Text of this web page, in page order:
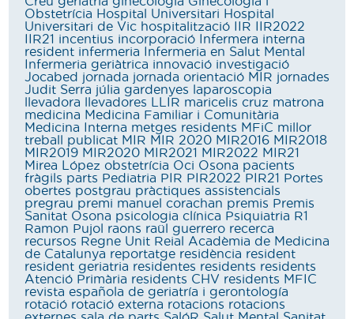
Obstetrícia Hospital Universitari Hospital
Universitari de Vic hospitalització IIR
IIR2022
IIR21 incentius incorporació
Infermera interna
resident infermeria
Infermeria en Salut Mental
Infermeria geriàtrica innovació investigació
Jocabed jornada jornada orientació MIR jornades
Judit Serra júlia gardenyes
laparoscopia
llevadora
llevadores LLIR maricelis cruz matrona
medicina Medicina Familiar i Comunitària
Medicina Interna metges residents MFiC millor
treball publicat MIR MIR 2020 MIR2016 MIR2018
MIR2019 MIR2020 MIR2021 MIR2022 MIR21
Mirea López obstetrícia Oci Osona pacients
fràgils parts Pediatria PIR PIR2022 PIR21 Portes
obertes postgrau pràctiques assistencials
pregrau premi manuel corachan premis Premis
Sanitat Osona psicologia clínica Psiquiatria R1
Ramon Pujol
raons raül guerrero recerca
recursos Regne Unit Reial Acadèmia de Medicina
de Catalunya reportatge residència resident
resident geriatria residentes residents residents
Atenció Primària residents CHV residents MFIC
revista española de geriatría i gerontología
rotació rotació externa rotacions rotacions